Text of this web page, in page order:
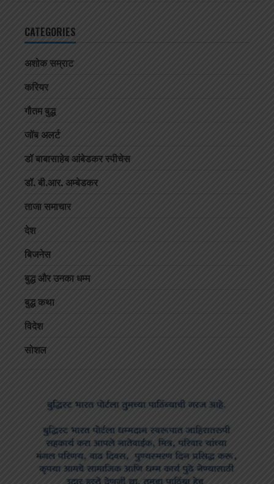
CATEGORIES
अशोक सम्राट
करियर
गौतम बुद्ध
जॉब अलर्ट
डॉ बाबासाहेब आंबेडकर स्पीचेस
डॉ. बी.आर. अम्बेडकर
ताजा समाचार
देश
बिजनेस
बुद्ध और उनका धम्म
बुद्ध कथा
विदेश
सोशल